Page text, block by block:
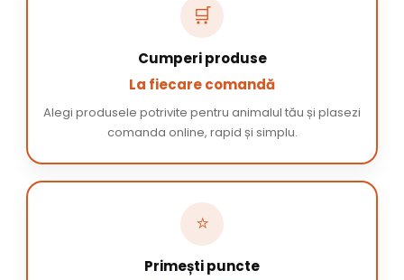
🛒
Cumperi produse
La fiecare comandă
Alegi produsele potrivite pentru animalul tău și plasezi
comanda online, rapid și simplu.
⭐
Primești puncte